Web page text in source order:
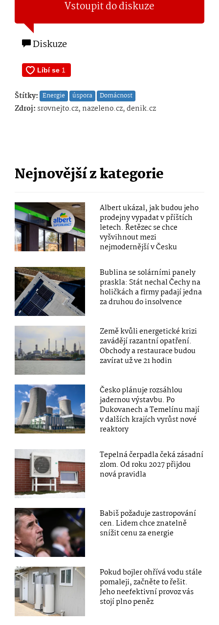
Vstoupit do diskuze
Diskuze
Štítky: Energie úspora Domácnost
Zdroj: srovnejto.cz, nazeleno.cz, denik.cz
Nejnovější z kategorie
Albert ukázal, jak budou jeho
prodejny vypadat v příštích
letech. Řetězec se chce
vyšvihnout mezi
nejmodernější v Česku
Bublina se solárními panely
praskla: Stát nechal Čechy na
holičkách a firmy padají jedna
za druhou do insolvence
Země kvůli energetické krizi
zavádějí razantní opatření.
Obchody a restaurace budou
zavírat už ve 21 hodin
Česko plánuje rozsáhlou
jadernou výstavbu. Po
Dukovanech a Temelínu mají
v dalších krajích vyrůst nové
reaktory
Tepelná čerpadla čeká zásadní
zlom. Od roku 2027 přijdou
nová pravidla
Babiš požaduje zastropování
cen. Lidem chce znatelně
snížit cenu za energie
Pokud bojler ohřívá vodu stále
pomaleji, začněte to řešit.
Jeho neefektivní provoz vás
stojí plno peněz